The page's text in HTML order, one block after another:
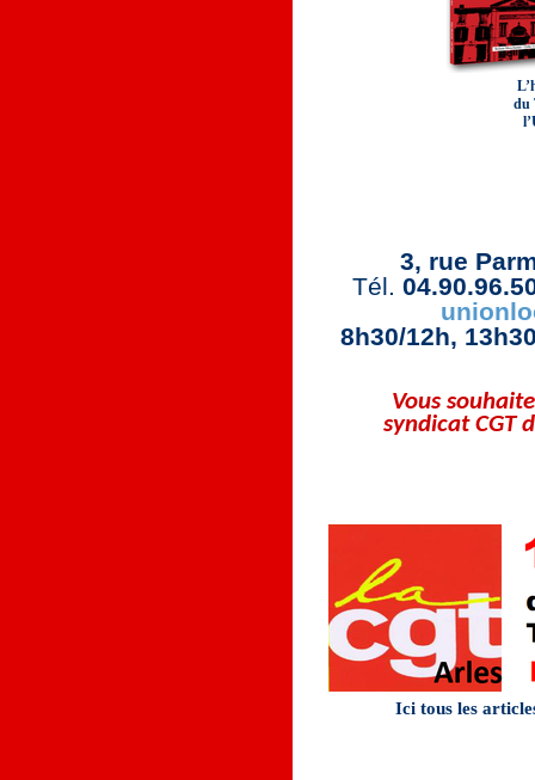
du
3, rue
Tél.
8h30/12h,
Vous
syndicat CGT
Ici tous les